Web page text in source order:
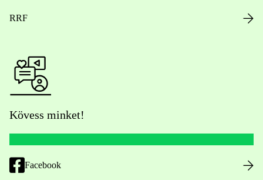
RRF
Kövess minket!
Facebook